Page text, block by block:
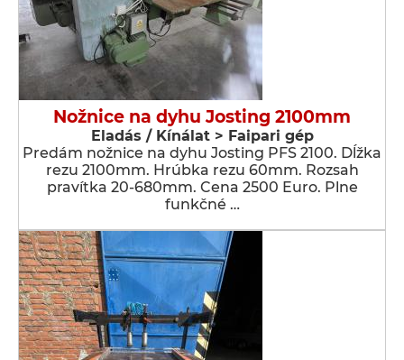
Nožnice na dyhu Josting 2100mm
Eladás / Kínálat > Faipari gép
Predám nožnice na dyhu Josting PFS 2100. Dĺžka
rezu 2100mm. Hrúbka rezu 60mm. Rozsah
pravítka 20-680mm. Cena 2500 Euro. Plne
funkčné …